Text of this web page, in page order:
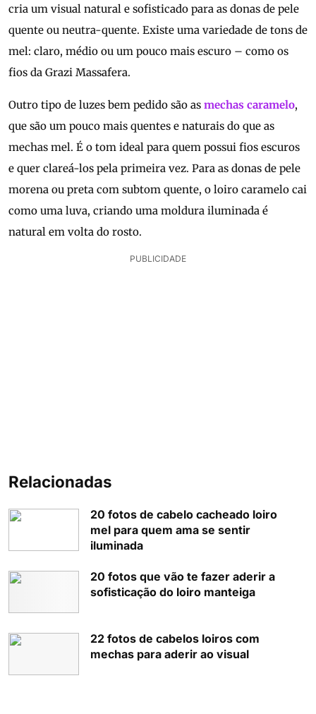
cria um visual natural e sofisticado para as donas de pele
quente ou neutra-quente. Existe uma variedade de tons de
mel: claro, médio ou um pouco mais escuro – como os
fios da Grazi Massafera.
Outro tipo de luzes bem pedido são as mechas caramelo,
que são um pouco mais quentes e naturais do que as
mechas mel. É o tom ideal para quem possui fios escuros
e quer clareá-los pela primeira vez. Para as donas de pele
morena ou preta com subtom quente, o loiro caramelo cai
como uma luva, criando uma moldura iluminada é
natural em volta do rosto.
PUBLICIDADE
Relacionadas
20 fotos de cabelo cacheado loiro
mel para quem ama se sentir
iluminada
20 fotos que vão te fazer aderir a
sofisticação do loiro manteiga
22 fotos de cabelos loiros com
mechas para aderir ao visual